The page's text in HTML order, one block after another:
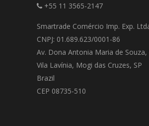
+55 11 3565-2147
Smartrade Comércio Imp. Exp.
CNPJ: 01.689.623/0001-86
Av. Dona Antonia Maria de Souza,
Vila Lavínia, Mogi das Cruzes, SP
Brazil
CEP 08735-510